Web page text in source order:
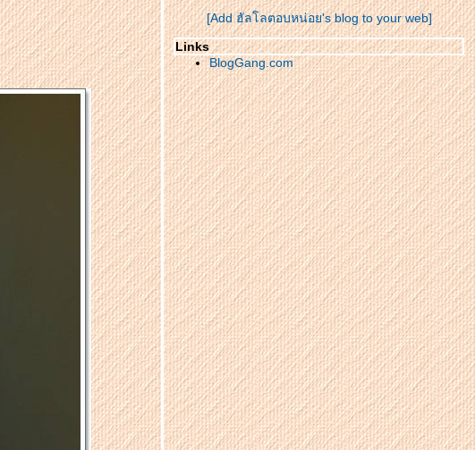
าวนาน (ชลบุรี) เส้นทาง 105 ตาก - แม่สอด
ทริปเดินชมเลน ดมเลน ดมโคลน ณ.ป่าชายเลน
ชลุรี
เมื่อ น้ำ ต ก ค ล อ ง ป ล า ก้ า
ง..............ประชันกับ..............น้ำ ต ก ชั น ต า
เ ถ ร
วันดีๆ ที่สมุย......3/3
ินดีที่ได้ไปเยือน......หมู่ เ ก า ะ อ่ า ง ท อ ง ^-
^(ทริปสมุย05/08/54)
Tirp in love samui @Samui Cliff View Resort
& Spa
สวัสดี........samui ^_^ ยินดีที่ได้ไปเยือน..(บ้าน
ฟ้า รีสอร์ท)1/3
น้ำตกคลองปลาก้าง.........อุทยานแห่งชาติเขา
ชะเมา
เดินเพลินๆ เที่ยวน้ำตกเขาชะเมา..แถมปิดท้า
ด้วย ตลาดเกาะกลอย..ระยอง
วันดีๆที่ประจวบ
สนุกสุขสันต์วันสงกรานต์..กินๆเที่ยวๆเข้าเมือง
เดินเพลินพุงอิ่มหน่ำสำราญใจ@เยาวราช
ทริปเที่ยวภูเก็ตแบบ เ บ า เ บ า...คืนสุดท้ายที่จะ
ไม่ท้ายสุด ณ. Courtyard by Marriott หาด
สุรินทร์
[Add ฮัลโลตอบหน่อย's blog to your web]
Links
BlogGang.com